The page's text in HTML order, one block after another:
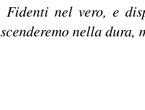
Fidenti nel vero, e
scenderemo nella dura,